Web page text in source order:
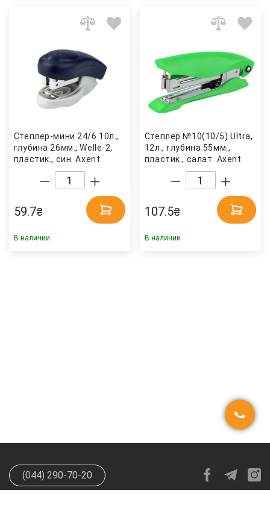
Степлер-мини 24/6 10л.,
глубина 26мм., Welle-2,
пластик., син. Axent
59.7₴
В наличии
Степлер №10(10/5) Ultra,
12л., глубина 55мм.,
пластик., салат. Axent
107.5₴
В наличии
(044) 290-70-20